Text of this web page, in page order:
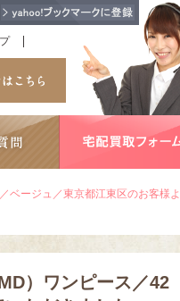
ベージュ／東京都江東区のお客様
）ワンピース／42